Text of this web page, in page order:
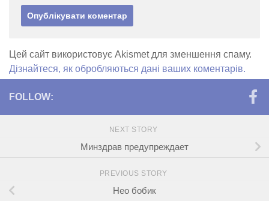
Цей сайт використовує Akismet для зменшення спаму.
Дізнайтеся, як обробляються дані ваших коментарів.
FOLLOW:
NEXT STORY
Минздрав предупреждает
PREVIOUS STORY
Нео бобик